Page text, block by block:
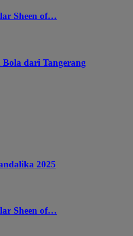
Sheen of…
dari Tangerang
2025
Sheen of…